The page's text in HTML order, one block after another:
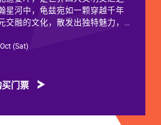
星河中，龟兹宛如一颗穿越千年
交融的文化，散发出独特魅力，
来各族人民的印迹和血脉，从石
疆历史文化的鲜活注脚，更是中
台。
(Sat)
买门票